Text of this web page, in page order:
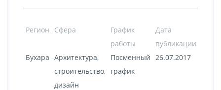
Регион Сфера
График
работы
Дата
публикации
Бухара Архитектура,
строительство,
дизайн
Посменный
график
26.07.2017